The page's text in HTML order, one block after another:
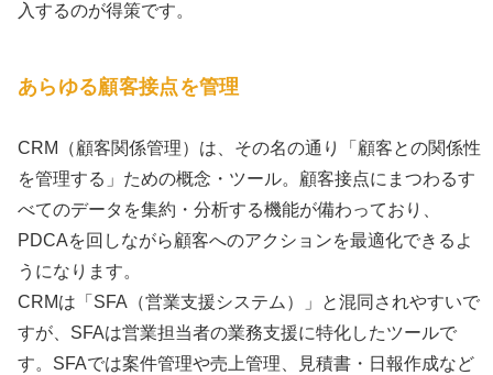
入するのが得策です。
あらゆる顧客接点を管理
CRM（顧客関係管理）は、その名の通り「顧客との関係性
を管理する」ための概念・ツール。顧客接点にまつわるす
べてのデータを集約・分析する機能が備わっており、
PDCAを回しながら顧客へのアクションを最適化できるよ
うになります。
CRMは「SFA（営業支援システム）」と混同されやすいで
すが、SFAは営業担当者の業務支援に特化したツールで
す。SFAでは案件管理や売上管理、見積書・日報作成など